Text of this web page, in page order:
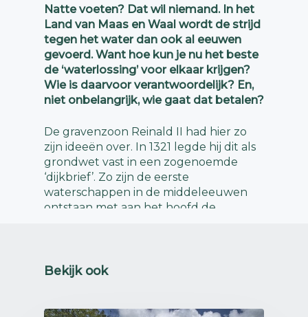
Natte voeten? Dat wil niemand. In het
Land van Maas en Waal wordt de strijd
tegen het water dan ook al eeuwen
gevoerd. Want hoe kun je nu het beste
de ‘waterlossing’ voor elkaar krijgen?
Wie is daarvoor verantwoordelijk? En,
niet onbelangrijk, wie gaat dat betalen?
De gravenzoon Reinald II had hier zo
zijn ideeën over. In 1321 legde hij dit als
grondwet vast in een zogenoemde
‘dijkbrief’. Zo zijn de eerste
waterschappen in de middeleeuwen
ontstaan met aan het hoofd de
van dijkgraaf over het algemeen naar
hadden de meeste baat bij een goede
Bekijk ook